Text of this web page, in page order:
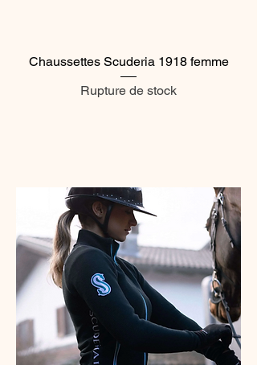
Chaussettes Scuderia 1918 femme
Rupture de stock